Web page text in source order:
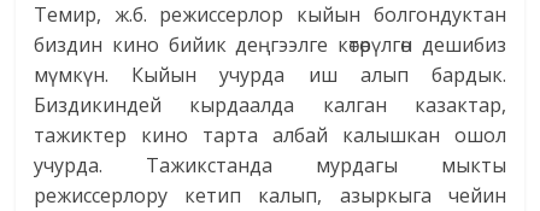
Темир, ж.б. режиссерлор кыйын болгондуктан
биздин кино бийик деңгээлге көтөрүлгөн дешибиз
мүмкүн. Кыйын учурда иш алып бардык.
Биздикиндей кырдаалда калган казактар,
тажиктер кино тарта албай калышкан ошол
учурда. Тажикстанда мурдагы мыкты
режиссерлору кетип калып, азыркыга чейин